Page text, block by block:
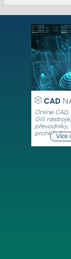
CAD
Online CAD,
GIS nástroje,
převodníky,
prohlížeče
Více